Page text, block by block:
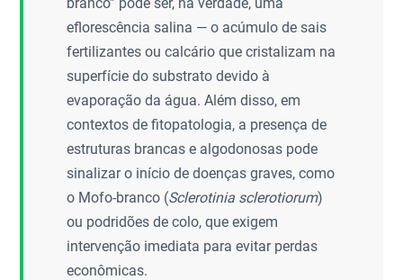
eflorescência salina — o acúmulo de sais
fertilizantes ou calcário que cristalizam na
superfície do substrato devido à
evaporação da água. Além disso, em
contextos de fitopatologia, a presença de
estruturas brancas e algodonosas pode
sinalizar o início de doenças graves, como
o Mofo-branco (Sclerotinia sclerotiorum)
ou podridões de colo, que exigem
intervenção imediata para evitar perdas
econômicas.